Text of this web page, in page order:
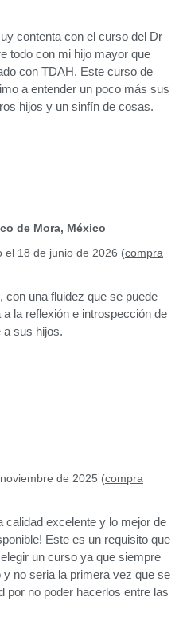
contenta con el curso del Dr
todo con mi hijo mayor que
con TDAH. Este curso de
a entender un poco más sus
hijos y un sinfín de cosas.
de Mora, México
el 18 de junio de 2026 (compra
con una fluidez que se puede
la reflexión e introspección de
a sus hijos.
de 2025 (compra
calidad excelente y lo mejor de
Este es un requisito que
un curso ya que siempre
no seria la primera vez que se
por no poder hacerlos entre las